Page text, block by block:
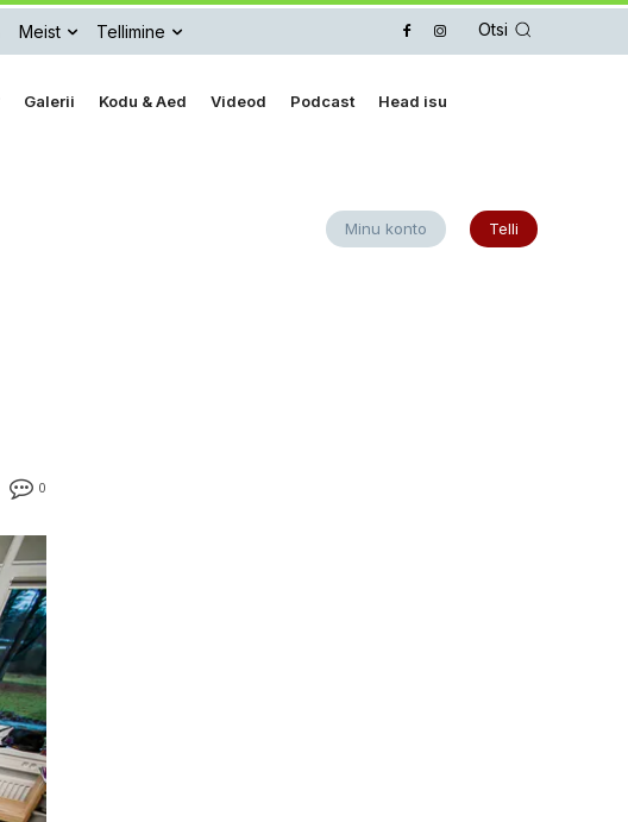
Meist Tellimine Otsi
Galerii Kodu & Aed Videod Podcast Head isu
Minu konto Telli
0